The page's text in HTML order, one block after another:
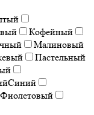
Кофейный
Малиновый
Пастельный
Синий
Фиолетовый